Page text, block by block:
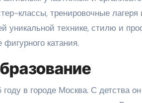
классы, тренировочные лагеря
уникальной технике, стилю и
катания.
в городе Москва. С детства